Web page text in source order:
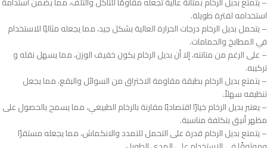
استخدامه لفترة طويلة.
– يتحمل بديل الرخام درجات الحرارة العالية بشكل جيد، مما يجعله مثاليًا للاستخدام
في المطابخ والحمامات.
– على الرغم من متانته، إلا أن بديل الرخام يكون خفيف الوزن، مما يسهل نقله و
تركيبه.
– يتمتع بديل الرخام بطبقة مقاومة الاختراق من السوائل والبقع، مما يجعل
تنظيفه سهلاً.
– يعتبر بديل الرخام خيارًا اقتصاديًا مقارنة بالرخام الطبيعي، مما يسمح بالحصول على
مظهر أنيق بتكلفة مناسبة.
– يتمتع بديل الرخام قدرة على التحمل للتمدد والانكماش، مما يجعله مستقرًا